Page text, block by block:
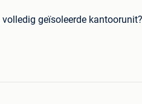
geïsoleerde